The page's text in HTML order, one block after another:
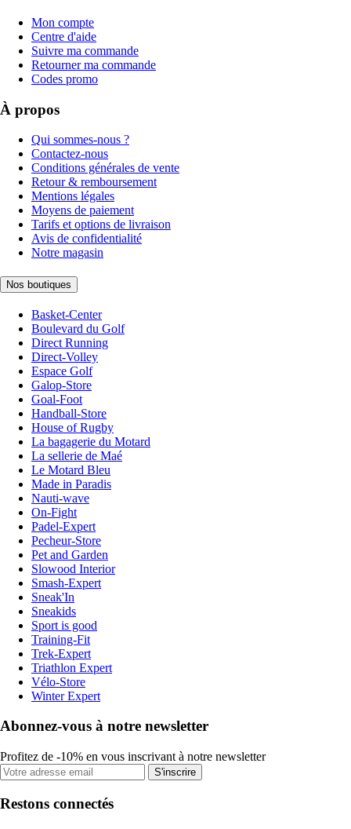
Mon compte
Centre d'aide
Suivre ma commande
Retourner ma commande
Codes promo
À propos
Qui sommes-nous ?
Contactez-nous
Conditions générales de vente
Retour & remboursement
Mentions légales
Moyens de paiement
Tarifs et options de livraison
Avis de confidentialité
Notre magasin
Nos boutiques
Basket-Center
Boulevard du Golf
Direct Running
Direct-Volley
Espace Golf
Galop-Store
Goal-Foot
Handball-Store
House of Rugby
La bagagerie du Motard
La sellerie de Maé
Le Motard Bleu
Made in Paradis
Nauti-wave
On-Fight
Padel-Expert
Pecheur-Store
Pet and Garden
Slowood Interior
Smash-Expert
Sneak'In
Sneakids
Sport is good
Training-Fit
Trek-Expert
Triathlon Expert
Vélo-Store
Winter Expert
Abonnez-vous à notre newsletter
Profitez de -10% en vous inscrivant à notre newsletter
S'inscrire
Restons connectés